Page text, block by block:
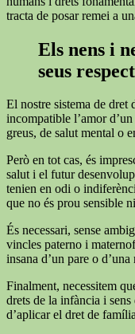
tracta de posar remei a
Els nens i
seus
El nostre sistema de dret
incompatible l’amor
greus, de salut mental o
Però en tot cas, és
salut i el futur
tenien en odi o
que no és prou sensible
És necessari, sense
vincles paterno i
insana d’un pare o
Finalment, necessitem
drets de la infància i
d’aplicar el dret de